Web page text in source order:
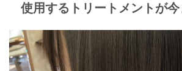
使用するトリートメントが今